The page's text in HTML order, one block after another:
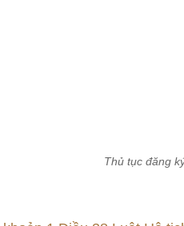
Thủ tục đăng